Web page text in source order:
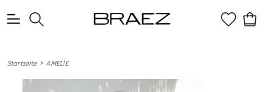
Startseite> AMELİE